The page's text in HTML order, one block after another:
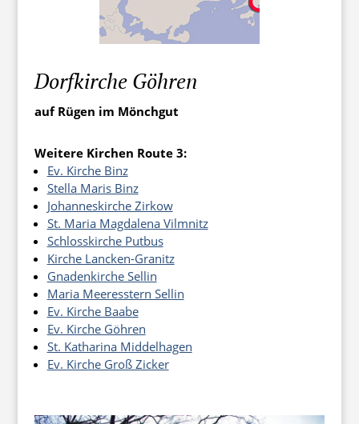
Dorfkirche Göhren
auf Rügen im Mönchgut
Weitere Kirchen Route 3:
Ev. Kirche Binz
Stella Maris Binz
Johanneskirche Zirkow
St. Maria Magdalena Vilmnitz
Schlosskirche Putbus
Kirche Lancken-Granitz
Gnadenkirche Sellin
Maria Meeresstern Sellin
Ev. Kirche Baabe
Ev. Kirche Göhren
St. Katharina Middelhagen
Ev. Kirche Groß Zicker